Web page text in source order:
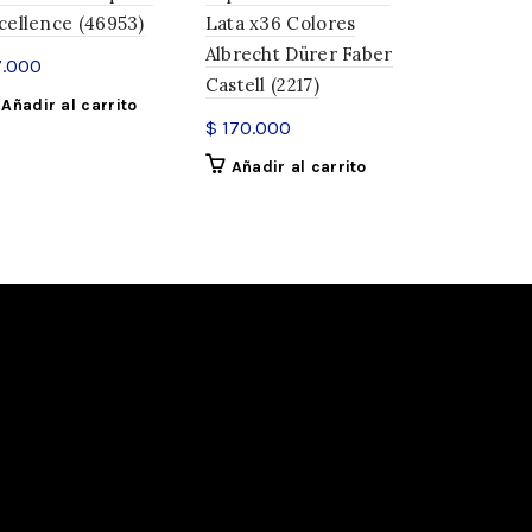
Profecional Verde Faber-Castell ,
(46953)
Añadir al carrito
Lata x36 Colores
Albrecht Dürer Faber
Castell (2217)
$ 170.000
Añadir al carrito